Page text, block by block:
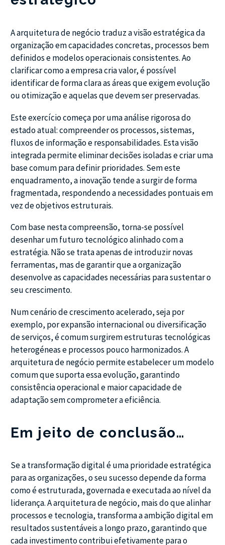
A arquitetura de negócio traduz a visão estratégica da
organização em capacidades concretas, processos bem
definidos e modelos operacionais consistentes. Ao
clarificar como a empresa cria valor, é possível
identificar de forma clara as áreas que exigem evolução
ou otimização e aquelas que devem ser preservadas.
Este exercício começa por uma análise rigorosa do
estado atual: compreender os processos, sistemas,
fluxos de informação e responsabilidades. Esta visão
integrada permite eliminar decisões isoladas e criar uma
base comum para definir prioridades. Sem este
enquadramento, a inovação tende a surgir de forma
fragmentada, respondendo a necessidades pontuais em
vez de objetivos estruturais.
Com base nesta compreensão, torna-se possível
desenhar um futuro tecnológico alinhado com a
estratégia. Não se trata apenas de introduzir novas
ferramentas, mas de garantir que a organização
desenvolve as capacidades necessárias para sustentar o
seu crescimento.
Num cenário de crescimento acelerado, seja por
exemplo, por expansão internacional ou diversificação
de serviços, é comum surgirem estruturas tecnológicas
heterogéneas e processos pouco harmonizados. A
arquitetura de negócio permite estabelecer um modelo
comum que suporta essa evolução, garantindo
consistência operacional e maior capacidade de
adaptação sem comprometer a eficiência.
Em jeito de conclusão…
Se a transformação digital é uma prioridade estratégica
para as organizações, o seu sucesso depende da forma
como é estruturada, governada e executada ao nível da
liderança. A arquitetura de negócio, mais do que alinhar
processos e tecnologia, transforma a ambição digital em
resultados sustentáveis a longo prazo, garantindo que
cada investimento contribui efetivamente para o